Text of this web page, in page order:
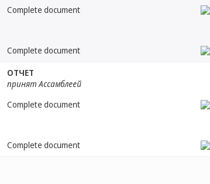
Complete document
Complete document
ОТЧЕТ
принят Ассамблеей
Complete document
Complete document